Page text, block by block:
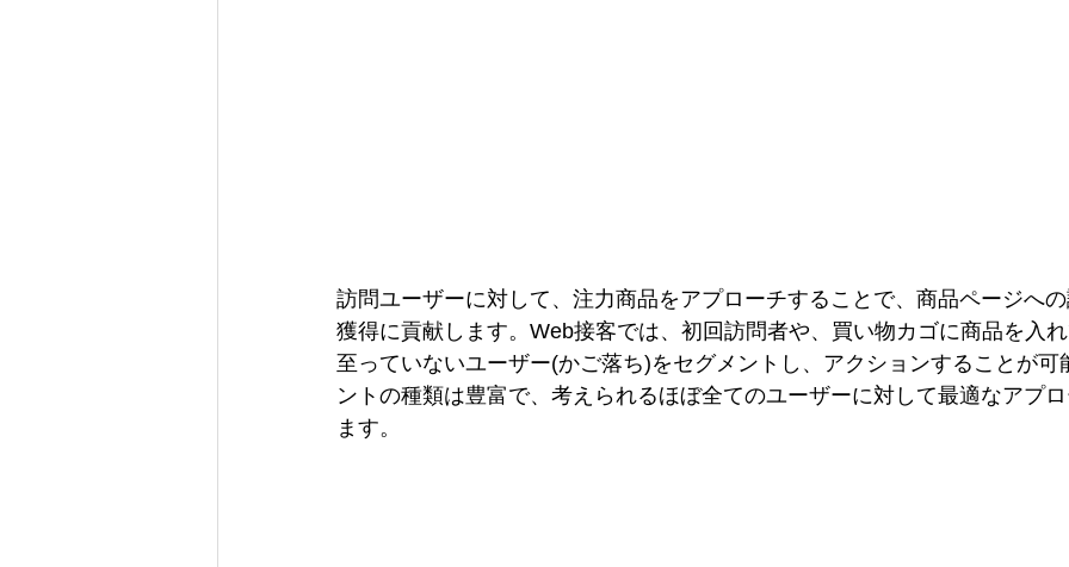
訪問ユーザーに対して、注力商品をアプローチすることで、商品ページへ
獲得に貢献します。Web接客では、初回訪問者や、買い物カゴに商品を入
至っていないユーザー(かご落ち)をセグメントし、アクションすることが可
ントの種類は豊富で、考えられるほぼ全てのユーザーに対して最適なアプ
ます。